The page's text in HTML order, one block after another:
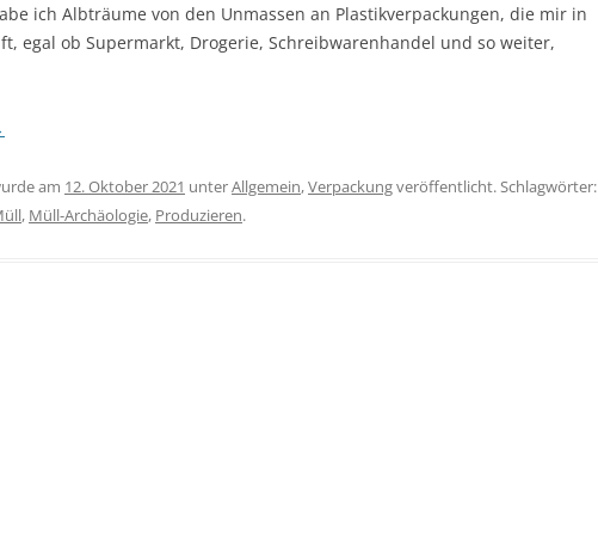
ich Albträume von den Unmassen an Plastikverpackungen, die mir in
egal ob Supermarkt, Drogerie, Schreibwarenhandel und so weiter,
am 12. Oktober 2021 unterAllgemein,Verpackungveröffentlicht. Schlagwörter:
, Müll-Archäologie, Produzieren.